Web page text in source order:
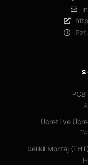
PCB
Ücretli ve
Delikli Montaj